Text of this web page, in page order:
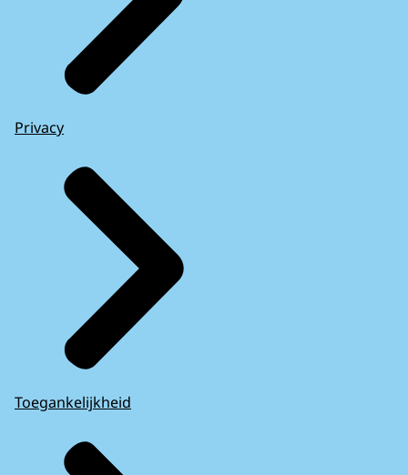
Privacy
Toegankelijkheid